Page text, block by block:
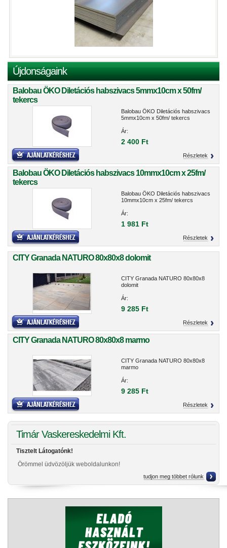
Újdonságaink
Balobau ÖKO Diletációs habszivacs 5mmx10cm x 50fm/
tekercs
Balobau ÖKO Diletációs habszivacs
5mmx10cm x 50fm/ tekercs
Ár:
2 400 Ft
Részletek
Balobau ÖKO Diletációs habszivacs 10mmx10cm x 25fm/
tekercs
Balobau ÖKO Diletációs habszivacs
10mmx10cm x 25fm/ tekercs
Ár:
1 981 Ft
Részletek
CITY Granada NATURO 80x80x8 dolomit
CITY Granada NATURO 80x80x8
dolomit
Ár:
9 285 Ft
Részletek
CITY Granada NATURO 80x80x8 marmo
CITY Granada NATURO 80x80x8
marmo
Ár:
9 285 Ft
Részletek
Timár Vaskereskedelmi Kft.
Tisztelt Látogatónk!
Örömmel üdvözöljük weboldalunkon!
Cégünk Fót, Szada, Vecsés, Érd, Budakeszi, Pilisvörösvár, Tatabánya
települések körzetében
acéltermékek (betonacél - betonvas, hengerhuzal, cső, hegesztett háló
- betonháló, huzal, I-acél, U-acél, T-acél, alumínium lemez, vaslemez,
köracél, négyzetacél, laposacél, szögacél, zártszelvény, húzott köracél,
húzott négyzetacél és húzott laposacél, alumínium lemez, alumínium
bordáslemez, alumínium cső, alumínium laposacél, rozsdamentes és
saválló acéltermékek, stb.) kis- és nagykereskedelmével,
tudjon meg többet rólunk